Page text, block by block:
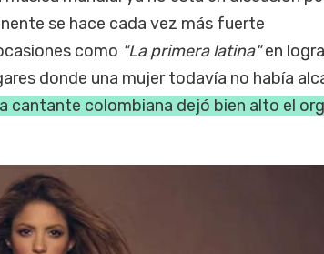
se hace cada vez más fuerte
como "La primera latina"en
donde una mujer todavía no había
cantante colombiana dejó bien alto el